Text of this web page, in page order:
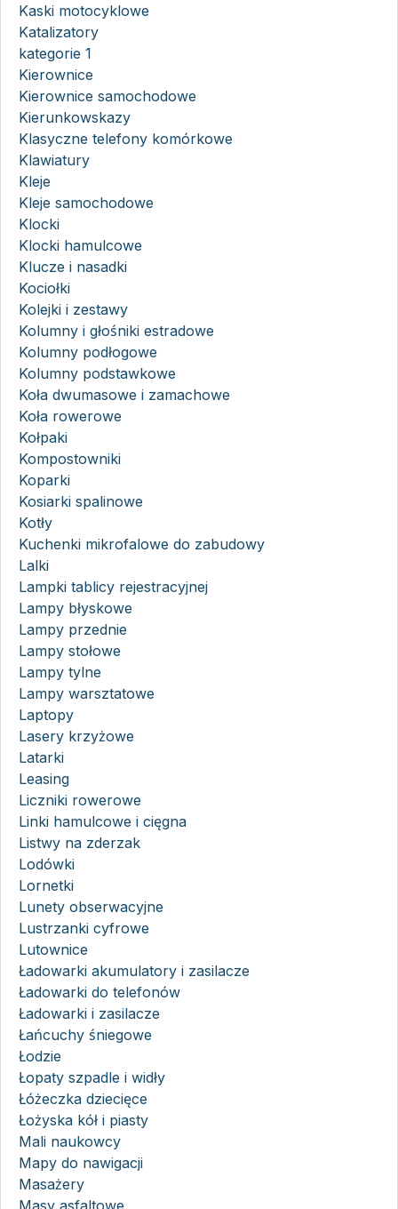
Kaski motocyklowe
Katalizatory
kategorie 1
Kierownice
Kierownice samochodowe
Kierunkowskazy
Klasyczne telefony komórkowe
Klawiatury
Kleje
Kleje samochodowe
Klocki
Klocki hamulcowe
Klucze i nasadki
Kociołki
Kolejki i zestawy
Kolumny i głośniki estradowe
Kolumny podłogowe
Kolumny podstawkowe
Koła dwumasowe i zamachowe
Koła rowerowe
Kołpaki
Kompostowniki
Koparki
Kosiarki spalinowe
Kotły
Kuchenki mikrofalowe do zabudowy
Lalki
Lampki tablicy rejestracyjnej
Lampy błyskowe
Lampy przednie
Lampy stołowe
Lampy tylne
Lampy warsztatowe
Laptopy
Lasery krzyżowe
Latarki
Leasing
Liczniki rowerowe
Linki hamulcowe i cięgna
Listwy na zderzak
Lodówki
Lornetki
Lunety obserwacyjne
Lustrzanki cyfrowe
Lutownice
Ładowarki akumulatory i zasilacze
Ładowarki do telefonów
Ładowarki i zasilacze
Łańcuchy śniegowe
Łodzie
Łopaty szpadle i widły
Łóżeczka dziecięce
Łożyska kół i piasty
Mali naukowcy
Mapy do nawigacji
Masażery
Masy asfaltowe